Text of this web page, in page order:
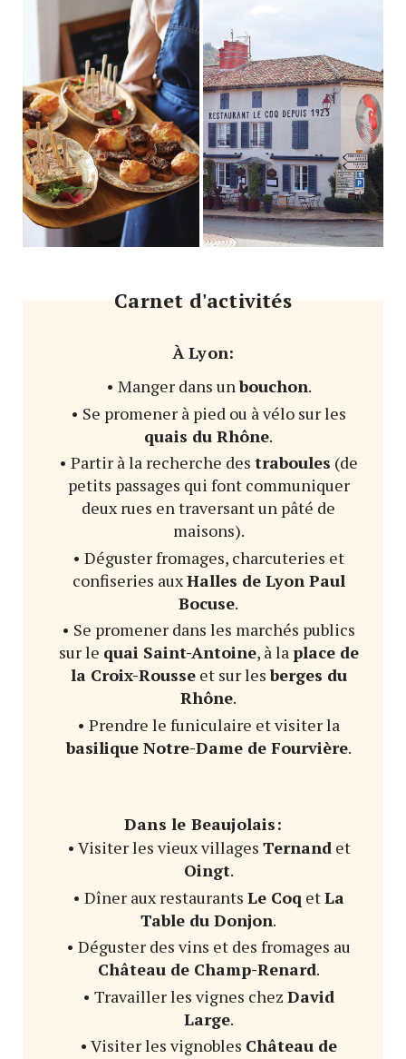
Carnet d'activités
À Lyon:
• Manger dans unbouchon.
• Se promener à pied ou à vélo sur les
quais du Rhône.
• Partir à la recherche des traboules (de
petits passages qui font communiquer
deux rues en traversant un pâté de
maisons).
• Déguster fromages, charcuteries et
confiseries auxHalles de Lyon Paul
Bocuse.
• Se promener dans les marchés publics
sur le quai Saint-Antoine, à la place de
la Croix-Rousseet sur lesberges du
Rhône.
• Prendre le funiculaire et visiter la
basilique Notre-Dame de Fourvière.
Dans le Beaujolais:
• Visiter les vieux villages Ternandet
Oingt.
• Dîner aux restaurants Le Coq etLa
Table du Donjon.
• Déguster des vins et des fromages au
Château de Champ-Renard.
• Travailler les vignes chez David
Large.
• Visiter les vignobles Château de